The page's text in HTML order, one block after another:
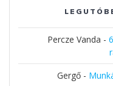
Percze Vanda -
Gergő-